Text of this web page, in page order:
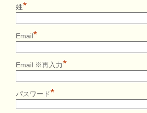
姓*
Email*
Email ※再入力*
パスワード*